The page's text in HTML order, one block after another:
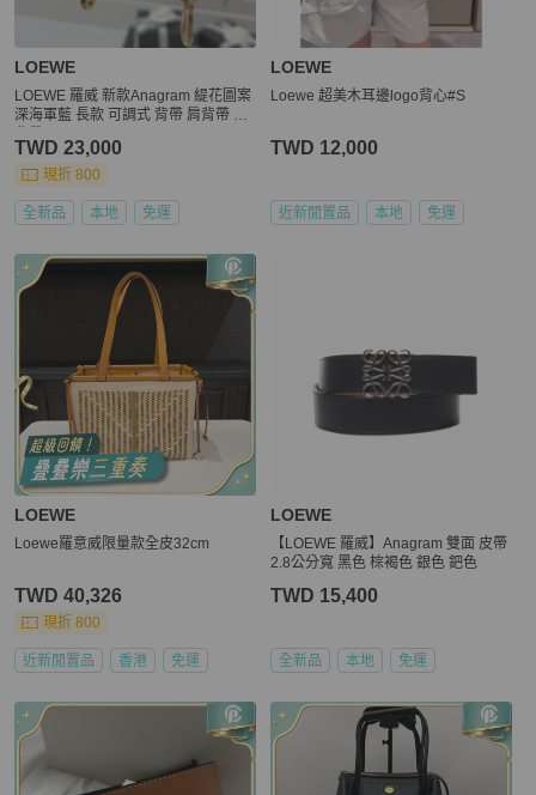
LOEWE
LOEWE 羅威 新款Anagram 緹花圖案
深海軍藍 長款 可調式 背帶 肩背帶 斜
TWD 23,000
現折 800
全新品 本地 免運
LOEWE
Loewe 超美木耳邊logo背心#S
TWD 12,000
近新閒置品 本地 免運
LOEWE
Loewe羅意威限量款全皮32cm
TWD 40,326
現折 800
近新閒置品 香港 免運
LOEWE
【LOEWE 羅威】Anagram 雙面 皮帶
2.8公分寬 黑色 棕褐色 銀色 鈀色
TWD 15,400
全新品 本地 免運